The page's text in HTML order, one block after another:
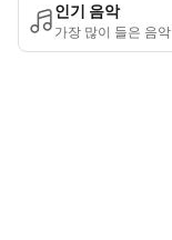
인기 음악
가장 많이 들은 음악